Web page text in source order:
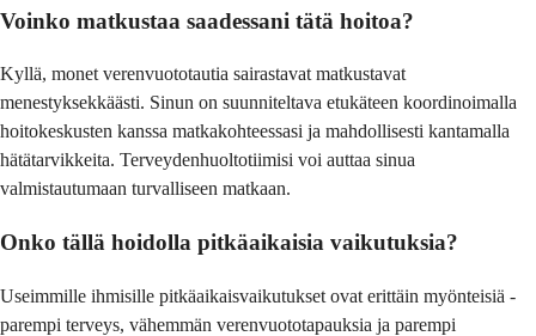
Voinko matkustaa saadessani tätä hoitoa?
Kyllä, monet verenvuototautia sairastavat matkustavat
menestyksekkäästi. Sinun on suunniteltava etukäteen koordinoimalla
hoitokeskusten kanssa matkakohteessasi ja mahdollisesti kantamalla
hätätarvikkeita. Terveydenhuoltotiimisi voi auttaa sinua
valmistautumaan turvalliseen matkaan.
Onko tällä hoidolla pitkäaikaisia vaikutuksia?
Useimmille ihmisille pitkäaikaisvaikutukset ovat erittäin myönteisiä -
parempi terveys, vähemmän verenvuototapauksia ja parempi